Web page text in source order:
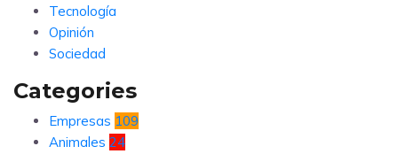
Tecnología
Opinión
Sociedad
Categories
Empresas 109
Animales 24